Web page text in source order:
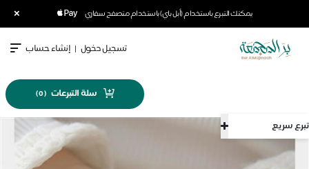
يمكنك التبرع باستخدام (أبل باي) باستخدام متصفح سفاري ×
تبرع سريع
تسجيل دخول | إنشاء حساب
سلة التبرعات (
0
)